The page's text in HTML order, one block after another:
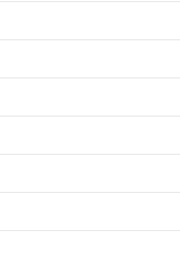
。”从上述法律规定
》的规定比《民办
律对民办学校的规
上没有太大的区
新中国成立以